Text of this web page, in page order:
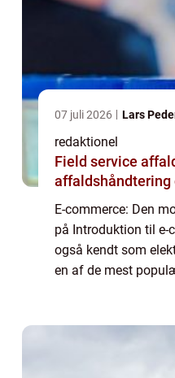
07 juli 2026 Lars
redaktionel
Field service affald
affaldshåndtering
E-commerce: Den
på Introduktion til e-
også kendt som
en af de mest